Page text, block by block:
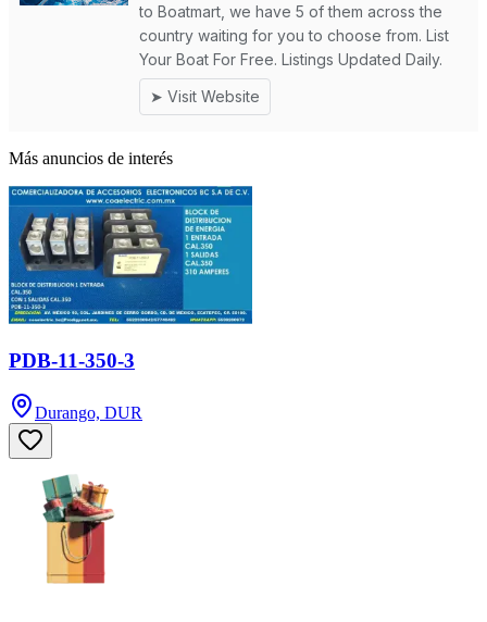
Más anuncios de interés
PDB-11-350-3
Durango, DUR